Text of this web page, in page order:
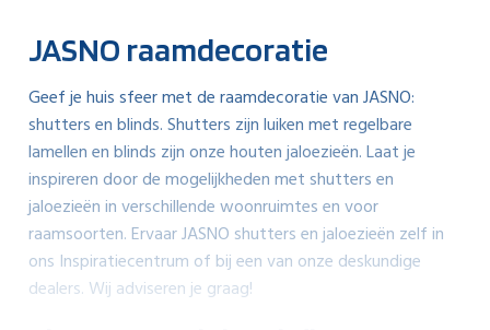
JASNO raamdecoratie
Geef je huis sfeer met de raamdecoratie van JASNO:
shuttersenblinds. Shutters zijn luiken met regelbare
lamellen en blinds zijn onze houten jaloezieën. Laat je
inspireren door de mogelijkheden met shutters en
jaloezieën in verschillende woonruimtes en voor
raamsoorten. Ervaar JASNO shutters en jaloezieën zelf in
ons Inspiratiecentrum of bij een van onze deskundige
dealers. Wij adviseren je graag!